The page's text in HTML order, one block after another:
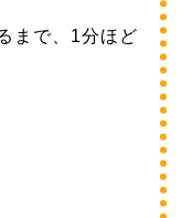
まで、1分ほど